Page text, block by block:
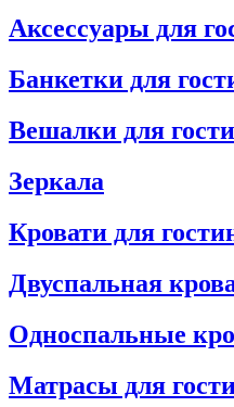
Аксессуары для
Банкетки для
Вешалки для
Зеркала
Кровати для
Двуспальная
Односпальные
Матрасы для